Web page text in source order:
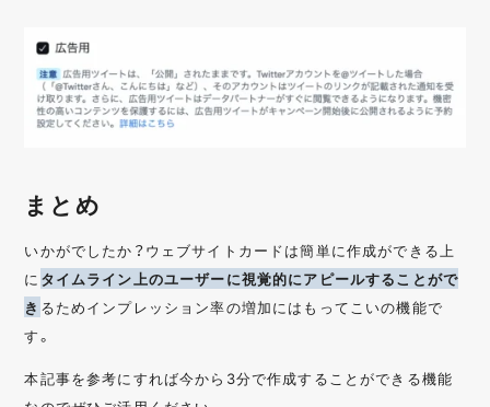
まとめ
いかがでしたか？ウェブサイトカードは簡単に作成ができる上
に タイムライン上のユーザーに視覚的にアピールすることがで
き るためインプレッション率の増加にはもってこいの機能で
す。
本記事を参考にすれば今から3分で作成することができる機能